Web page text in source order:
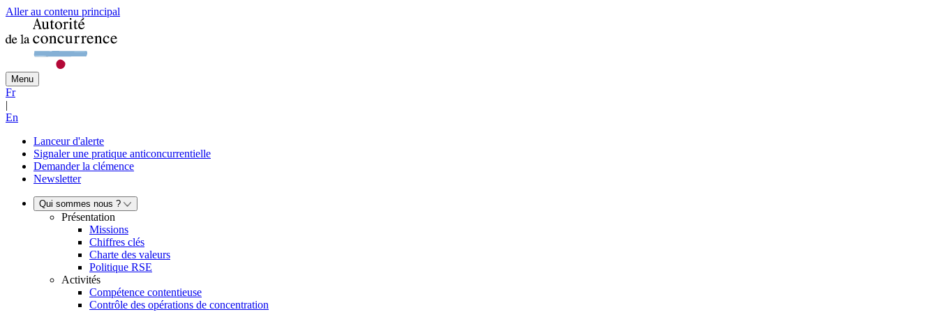
Aller au contenu principal
Menu
Fr
|
En
Lanceur d'alerte
Signaler une pratique anticoncurrentielle
Demander la clémence
Newsletter
Qui sommes nous ?
Présentation
Missions
Chiffres clés
Charte des valeurs
Politique RSE
Activités
Compétence contentieuse
Contrôle des opérations de concentration